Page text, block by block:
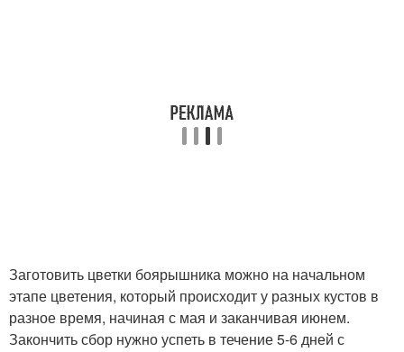
Заготовить цветки боярышника можно на начальном
этапе цветения, который происходит у разных кустов в
разное время, начиная с мая и заканчивая июнем.
Закончить сбор нужно успеть в течение 5-6 дней с